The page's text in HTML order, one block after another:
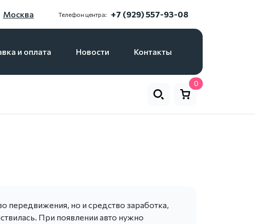
Москва Телефон центра: +7 (929) 557-93-08
и оплата Новости Контакты
0
передвижения, но и средство заработка,
При появлении авто нужно